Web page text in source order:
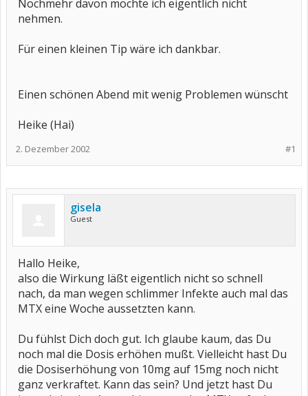
Nochmehr davon möchte ich eigentlich nicht
nehmen.
Für einen kleinen Tip wäre ich dankbar.
Einen schönen Abend mit wenig Problemen wünscht
Heike (Hai)
#1
2. Dezember 2002
gisela
Guest
Hallo Heike,
also die Wirkung läßt eigentlich nicht so schnell
nach, da man wegen schlimmer Infekte auch mal das
MTX eine Woche aussetzten kann.
Du fühlst Dich doch gut. Ich glaube kaum, das Du
noch mal die Dosis erhöhen mußt. Vielleicht hast Du
die Dosiserhöhung von 10mg auf 15mg noch nicht
ganz verkraftet. Kann das sein? Und jetzt hast Du